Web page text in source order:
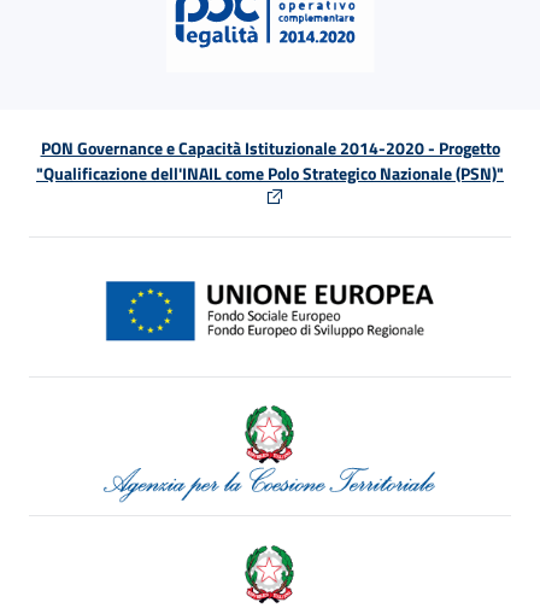
PON Governance e Capacità Istituzionale 2014-2020 - Progetto
"Qualificazione dell'INAIL come Polo Strategico Nazionale (PSN)"